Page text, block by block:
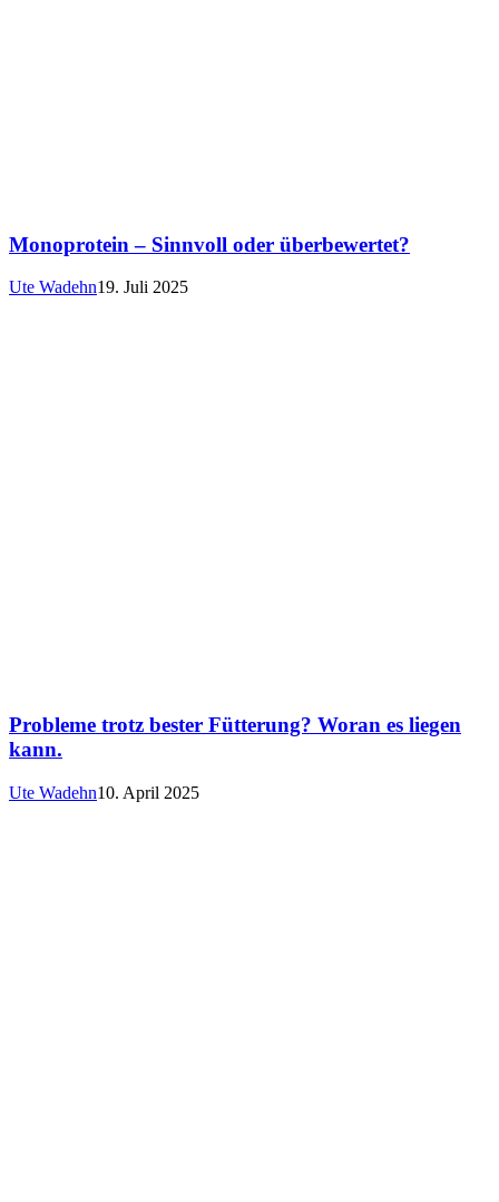
Monoprotein – Sinnvoll oder überbewertet?
Ute Wadehn19. Juli 2025
Probleme trotz bester Fütterung? Woran es liegen
kann.
Ute Wadehn10. April 2025